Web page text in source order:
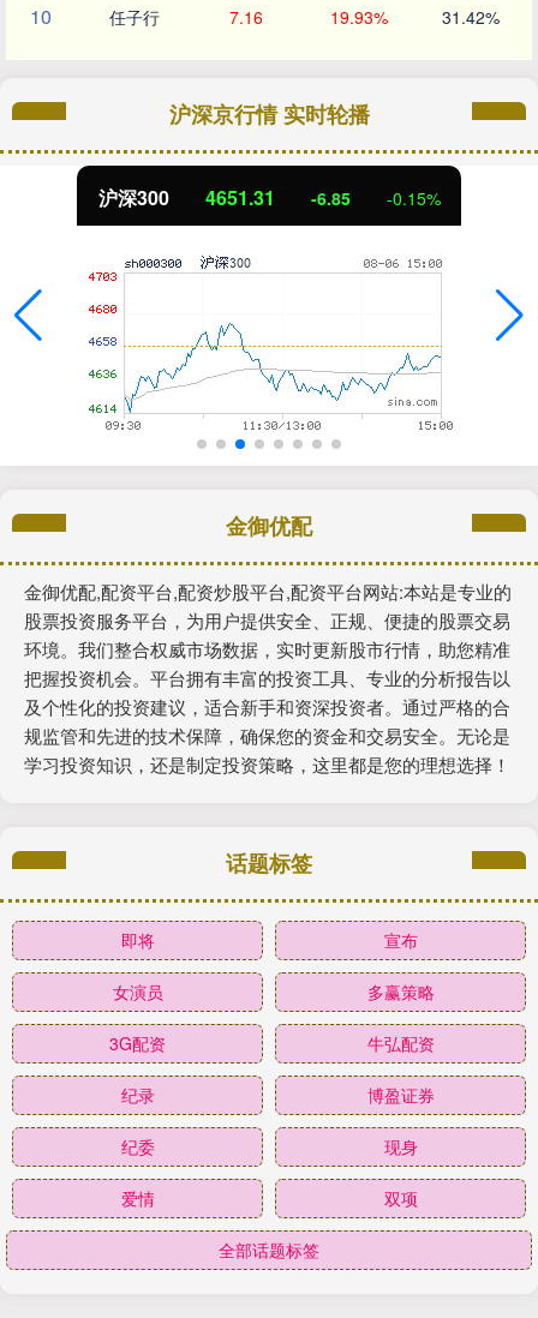
10 任子行 7.16 19.93% 31.42%
沪深京行情 实时轮播
沪深300 4651.31 -6.85 -0.15%
金御优配
金御优配,配资平台,配资炒股平台,配资平台网站:本站是专业的
股票投资服务平台，为用户提供安全、正规、便捷的股票交易
环境。我们整合权威市场数据，实时更新股市行情，助您精准
把握投资机会。平台拥有丰富的投资工具、专业的分析报告以
及个性化的投资建议，适合新手和资深投资者。通过严格的合
规监管和先进的技术保障，确保您的资金和交易安全。无论是
学习投资知识，还是制定投资策略，这里都是您的理想选择！
话题标签
即将 宣布
女演员 多赢策略
3G配资 牛弘配资
纪录 博盈证券
纪委 现身
爱情 双项
全部话题标签